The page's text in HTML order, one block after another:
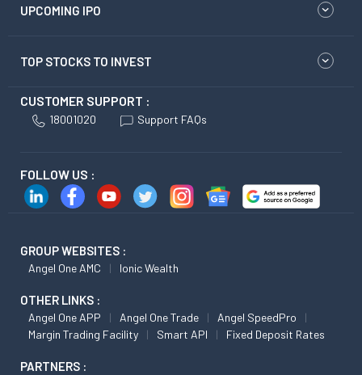
UPCOMING IPO
TOP STOCKS TO INVEST
CUSTOMER SUPPORT :
18001020 Support FAQs
FOLLOW US :
GROUP WEBSITES :
Angel One AMC Ionic Wealth
OTHER LINKS :
Angel One APP Angel One Trade
Angel SpeedPro
Margin Trading Facility
Smart API Fixed Deposit Rates
PARTNERS :